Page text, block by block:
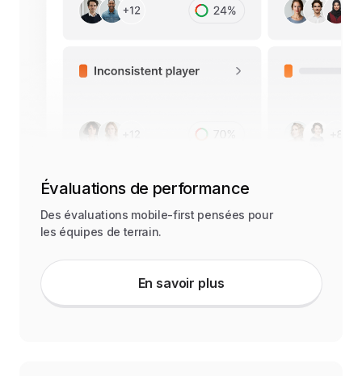
Évaluations de performance
Des évaluations mobile-first pensées pour
les équipes de terrain.
En savoir plus